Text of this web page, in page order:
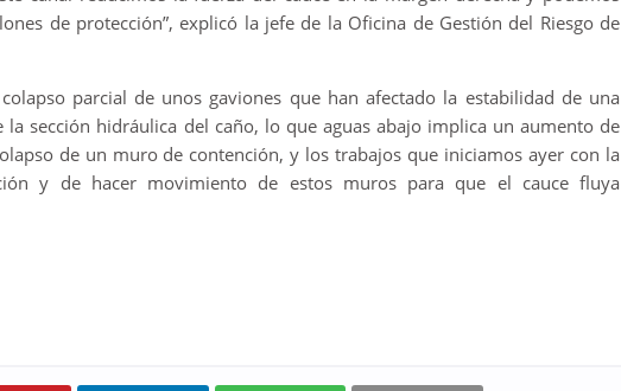
de protección”, explicó la jefe de la Oficina de Gestión del Riesgo de
parcial de unos gaviones que han afectado la estabilidad de una
sección hidráulica del caño, lo que aguas abajo implica un aumento de
de un muro de contención, y los trabajos que iniciamos ayer con la
y de hacer movimiento de estos muros para que el cauce fluya